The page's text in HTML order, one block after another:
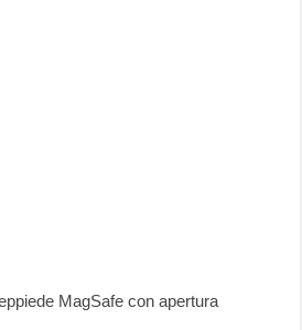
MagSafe con apertura